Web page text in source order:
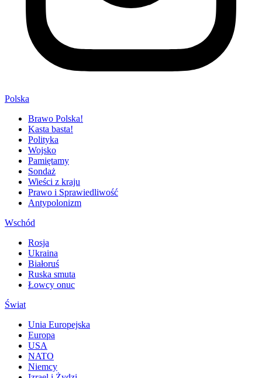
Polska
Brawo Polska!
Kasta basta!
Polityka
Wojsko
Pamiętamy
Sondaż
Wieści z kraju
Prawo i Sprawiedliwość
Antypolonizm
Wschód
Rosja
Ukraina
Białoruś
Ruska smuta
Łowcy onuc
Świat
Unia Europejska
Europa
USA
NATO
Niemcy